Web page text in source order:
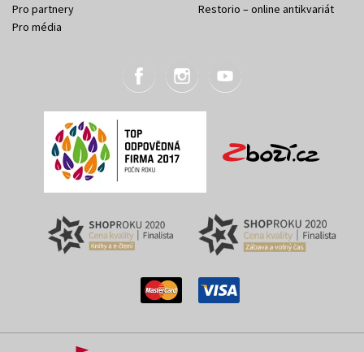
Pro partnery
Pro média
Restorio – online antikvariát